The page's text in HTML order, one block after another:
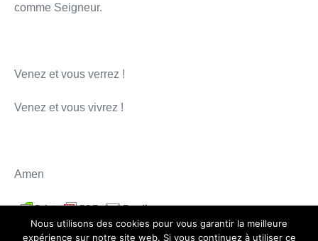
comme Seigneur.
Venez et vous verrez !
Venez et vous vivrez !
Amen
Navigation
← Article précédent Article suivant →
Nous utilisons des cookies pour vous garantir la meilleure
expérience sur notre site web. Si vous continuez à utiliser ce